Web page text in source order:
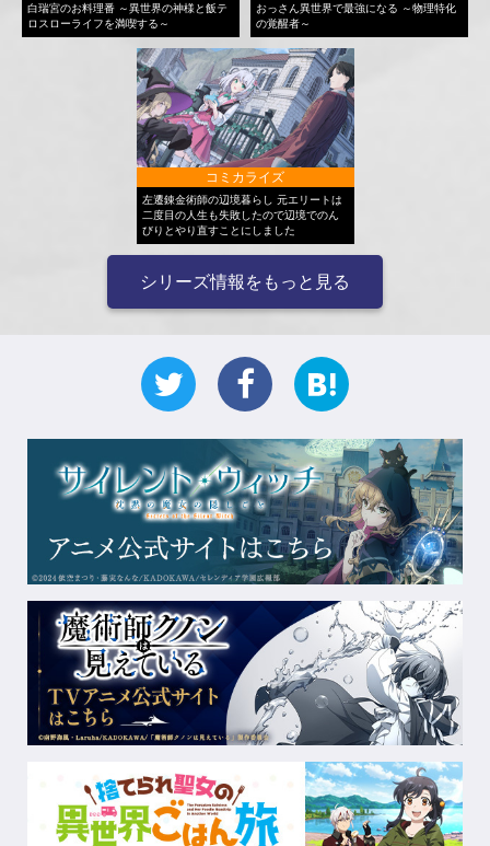
白瑞宮のお料理番 ～異世界の神様と飯テ
ロスローライフを満喫する～
おっさん異世界で最強になる ～物理特化
の覚醒者～
コミカライズ
左遷錬金術師の辺境暮らし 元エリートは
二度目の人生も失敗したので辺境でのん
びりとやり直すことにしました
シリーズ情報をもっと見る